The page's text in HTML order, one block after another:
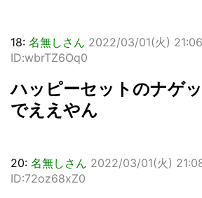
18: 名無しさん 2022/03/01(火)
ID:wbrTZ6Oq0
ハッピーセットのナゲ
でええやん
20: 名無しさん 2022/03/01(火)
ID:72oz68xZ0